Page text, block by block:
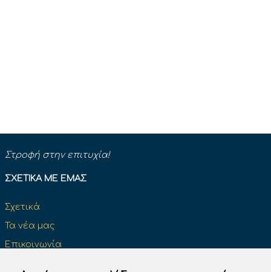
Στροφή στην επιτυχία!
ΣΧΕΤΙΚΆ ΜΕ ΕΜΆΣ
Σχετικά
Τα νέα μας
Επικοινωνία